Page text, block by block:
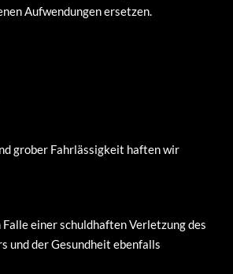
Aufwendungen ersetzen.
grober Fahrlässigkeit haften wir
einer schuldhaften Verletzung des
und der Gesundheit ebenfalls